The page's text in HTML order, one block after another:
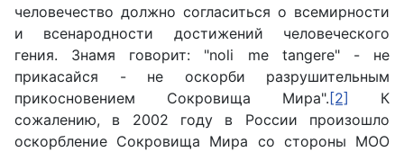
человечество должно согласиться о всемирности
и всенародности достижений человеческого
гения. Знамя говорит: "noli me tangere" - не
прикасайся - не оскорби разрушительным
прикосновением Сокровища Мира".[2] К
сожалению, в 2002 году в России произошло
оскорбление Сокровища Мира со стороны МОО